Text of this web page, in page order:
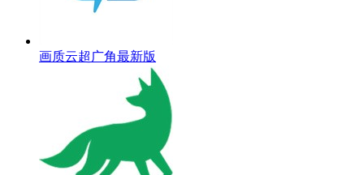
画质云超广角最新版